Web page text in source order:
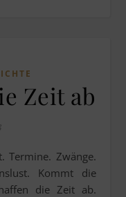
Zeit ab
Kommt die
die Zeit ab.